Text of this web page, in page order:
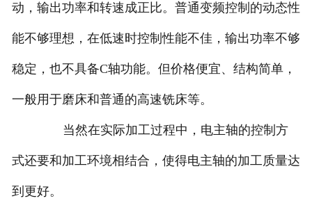
动，输出功率和转速成正比。普通变频控制的动态性
能不够理想，在低速时控制性能不佳，输出功率不够
稳定，也不具备C轴功能。但价格便宜、结构简单，
一般用于磨床和普通的高速铣床等。
当然在实际加工过程中，电主轴的控制方
式还要和加工环境相结合，使得电主轴的加工质量达
到更好。